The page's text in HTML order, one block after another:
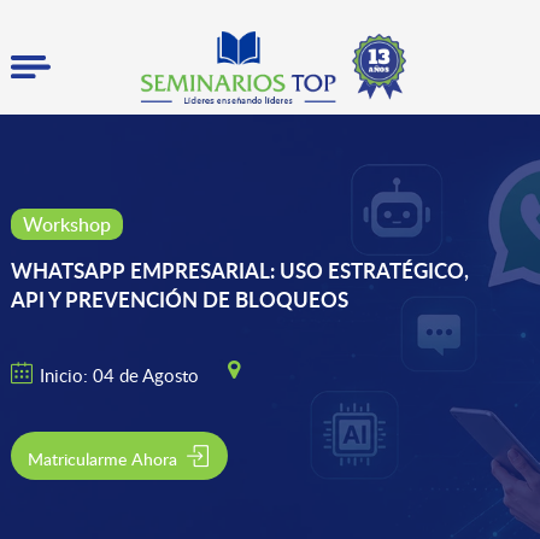
Workshop
WHATSAPP EMPRESARIAL: USO ESTRATÉGICO,
API Y PREVENCIÓN DE BLOQUEOS
Inicio: 04 de Agosto
Matricularme Ahora